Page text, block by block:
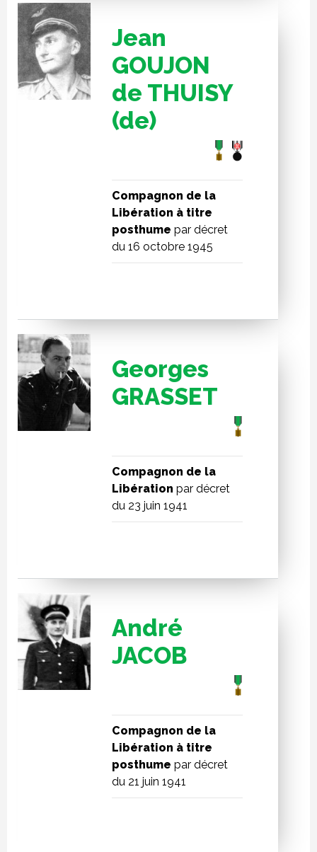
Jean
GOUJON
de THUISY
(de)
Compagnon de la
Libération à titre
posthume par décret
du 16 octobre 1945
Georges
GRASSET
Compagnon de la
Libération par décret
du 23 juin 1941
André
JACOB
Compagnon de la
Libération à titre
posthume par décret
du 21 juin 1941